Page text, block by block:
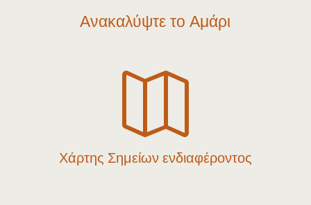
Ανακαλύψτε το Αμάρι

Χάρτης Σημείων ενδιαφέροντος